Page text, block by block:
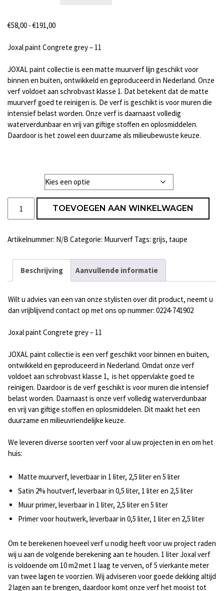
€58,00 - €191,00Prijsklasse:
tot
Joxal paint Congrete grey – 11
JOXAL paint collectie is een matte muurverf lijn geschikt voor
binnen en buiten, ontwikkeld en geproduceerd in Nederland. Onze
verf voldoet aan schrobvast klasse 1. Dat betekent dat de matte
muurverf goed te reinigen is. De verf is geschikt is voor muren die
intensief belast worden. Onze verf is daarnaast volledig
waterverdunbaar en vrij van giftige stoffen en oplosmiddelen.
Daardoor is het zowel een duurzame als milieubewuste keuze.
paint
Concrete
-
aantal
TOEVOEGEN AAN WINKELWAGEN
Artikelnummer: N/B Categorie: Muurverf Tags: grijs, taupe
Beschrijving Aanvullende informatie
Wilt u advies van een van onze stylisten over dit product, neemt u
dan vrijblijvend contact op met ons op nummer: 0224-741902
Joxal paint Congrete grey – 11
JOXAL paint collectie is een verf geschikt voor binnen en buiten,
ontwikkeld en geproduceerd in Nederland. Omdat onze verf
voldoet aan schrobvast klasse 1, is het oppervlakte goed te
reinigen. Daardoor is de verf geschikt is voor muren die intensief
belast worden. Daarnaast is onze verf volledig waterverdunbaar
en vrij van giftige stoffen en oplosmiddelen. Dit maakt het een
duurzame en milieuvriendelijke keuze.
We leveren diverse soorten verf voor al uw projecten in en om het
huis:
Matte muurverf, leverbaar in 1 liter, 2,5 liter en 5 liter
Satin 2% houtverf, leverbaar in 0,5 liter, 1 liter en 2,5 liter
Muur primer, leverbaar in 1 liter, 2,5 liter en 5 liter
Primer voor houtwerk, leverbaar in 0,5 liter, 1 liter en 2,5 liter
Om te berekenen hoeveel verf u nodig heeft voor uw project raden
wij u aan de volgende berekening aan te houden. 1 liter Joxal verf
is voldoende om 10 m2 met 1 laag te verven, of 5 vierkante meter
van twee lagen te voorzien. Wij adviseren voor goede dekking altijd
2 lagen aan te brengen, daardoor komt onze verf het mooist tot